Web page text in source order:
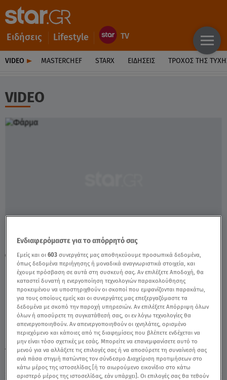
Ειδήσεις Lifestyle
VIDEO MASTERCHEF STARX ΕΙΔΉΣΕΙΣ ΤΡΟΧΌΣ ΤΗΣ
VIDEO
Φάρμα: Το Τρίλημμα Που Δίχασε Την
Πράσινη Ομάδα - Video
TAGS: ΦΑΡΜΑ
Ενδιαφερόμαστε για το απόρρητό σας
Εμείς και οι603 συνεργάτες μας αποθηκεύουμε προσωπικά δεδομένα,
όπως δεδομένα περιήγησης ή μοναδικά αναγνωριστικά στοιχεία, και
έχουμε πρόσβαση σε αυτά στη συσκευή σας. Αν επιλέξετε Αποδοχή, θα
καταστεί δυνατή η ενεργοποίηση τεχνολογιών παρακολούθησης
προκειμένου να υποστηριχθούν οι σκοποί που εμφανίζονται παρακάτω,
για τους οποίους εμείς και οι συνεργάτες μας επεξεργαζόμαστε τα
δεδομένα με σκοπό την παροχή υπηρεσιών. Αν επιλέξετε Απόρριψη όλων
όλων ή αποσύρετε τη συγκατάθεσή σας, οι εν λόγω τεχνολογίες θα
απενεργοποιηθούν. Αν απενεργοποιηθούν οι ιχνηλάτες, ορισμένο
περιεχόμενο και κάποιες από τις διαφημίσεις που βλέπετε ενδέχεται να
μην είναι τόσο σχετικές με εσάς. Μπορείτε να επανεμφανίσετε αυτό το
μενού για να αλλάξετε τις επιλογές σας ή να αποσύρετε τη συναίνεσή σας
ανά πάσα στιγμή πατώντας τον σύνδεσμο Διαχείριση προτιμήσεων στο
κάτω μέρος της ιστοσελίδας [ή το αιωρούμενο εικονίδιο στο κάτω
αριστερό μέρος της ιστοσελίδας, εάν υπάρχει]. Οι επιλογές σας θα τεθούν